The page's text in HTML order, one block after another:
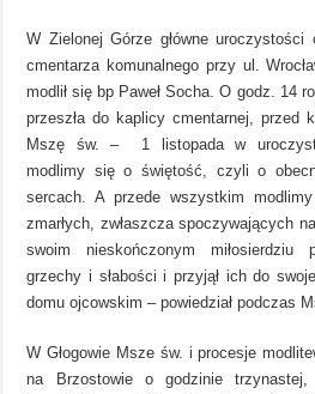
W Zielonej Górze główne
cmentarza komunalnego przy ul.
modlił się bp Paweł Socha. O godz. 14
przeszła do kaplicy cmentarnej, przed
Mszę św. – 1 listopada w
modlimy się o świętość, czyli o
sercach. A przede wszystkim
zmarłych, zwłaszcza spoczywających
swoim nieskończonym miłosierdziu
grzechy i słabości i przyjął ich do
domu ojcowskim – powiedział podczas
W Głogowie Msze św. i procesje
na Brzostowie o godzinie